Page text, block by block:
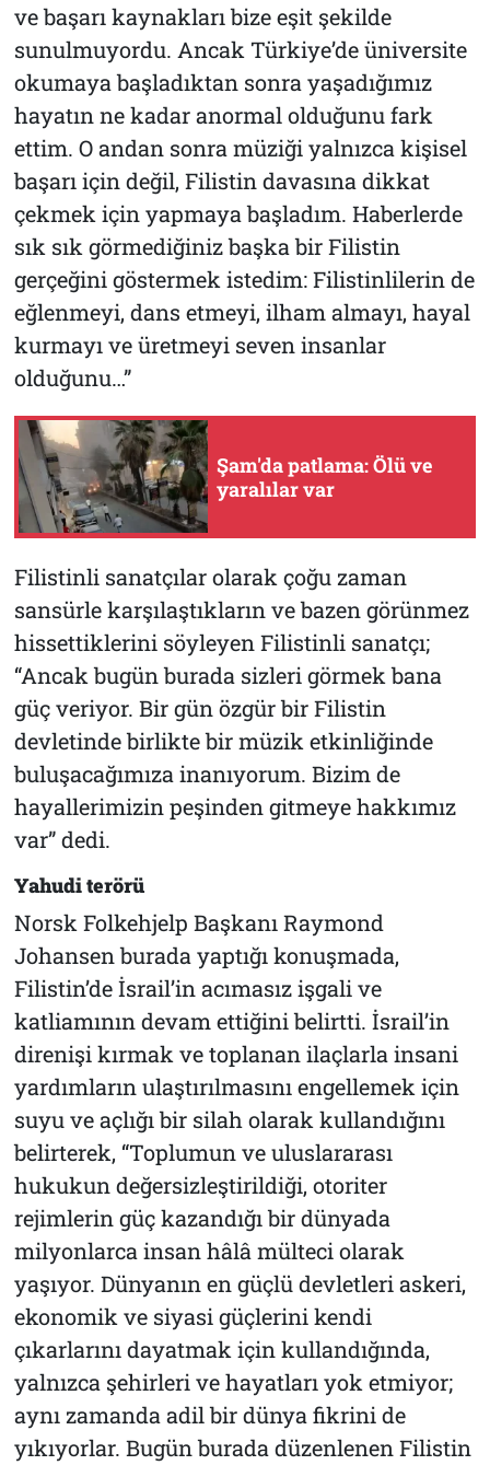
ve başarı kaynakları bize eşit şekilde
sunulmuyordu. Ancak Türkiye’de üniversite
okumaya başladıktan sonra yaşadığımız
hayatın ne kadar anormal olduğunu fark
ettim. O andan sonra müziği yalnızca kişisel
başarı için değil, Filistin davasına dikkat
çekmek için yapmaya başladım. Haberlerde
sık sık görmediğiniz başka bir Filistin
gerçeğini göstermek istedim: Filistinlilerin de
eğlenmeyi, dans etmeyi, ilham almayı, hayal
kurmayı ve üretmeyi seven insanlar
olduğunu…”
Şam'da patlama: Ölü ve
yaralılar var
Filistinli sanatçılar olarak çoğu zaman
sansürle karşılaştıkların ve bazen görünmez
hissettiklerini söyleyen Filistinli sanatçı;
“Ancak bugün burada sizleri görmek bana
güç veriyor. Bir gün özgür bir Filistin
devletinde birlikte bir müzik etkinliğinde
buluşacağımıza inanıyorum. Bizim de
hayallerimizin peşinden gitmeye hakkımız
var” dedi.
Yahudi terörü
Norsk Folkehjelp Başkanı Raymond
Johansen burada yaptığı konuşmada,
Filistin’de İsrail’in acımasız işgali ve
katliamının devam ettiğini belirtti. İsrail’in
direnişi kırmak ve toplanan ilaçlarla insani
yardımların ulaştırılmasını engellemek için
suyu ve açlığı bir silah olarak kullandığını
belirterek, “Toplumun ve uluslararası
hukukun değersizleştirildiği, otoriter
rejimlerin güç kazandığı bir dünyada
milyonlarca insan hâlâ mülteci olarak
yaşıyor. Dünyanın en güçlü devletleri askeri,
ekonomik ve siyasi güçlerini kendi
çıkarlarını dayatmak için kullandığında,
yalnızca şehirleri ve hayatları yok etmiyor;
aynı zamanda adil bir dünya fikrini de
yıkıyorlar. Bugün burada düzenlenen Filistin